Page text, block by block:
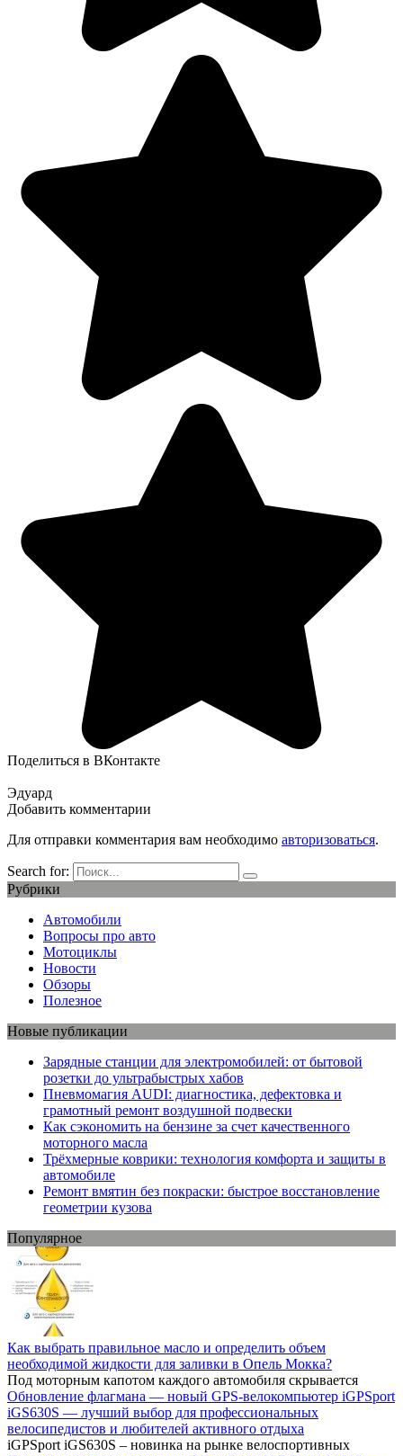
Поделиться в ВКонтакте
Эдуард
Добавить комментарии
Для отправки комментария вам необходимо авторизоваться.
Search for:
Рубрики
Автомобили
Вопросы про авто
Мотоциклы
Новости
Обзоры
Полезное
Новые публикации
Зарядные станции для электромобилей: от бытовой
розетки до ультрабыстрых хабов
Пневмомагия AUDI: диагностика, дефектовка и
грамотный ремонт воздушной подвески
Как сэкономить на бензине за счет качественного
моторного масла
Трёхмерные коврики: технология комфорта и защиты в
автомобиле
Ремонт вмятин без покраски: быстрое восстановление
геометрии кузова
Популярное
Как выбрать правильное масло и определить объем
необходимой жидкости для заливки в Опель Мокка?
Под моторным капотом каждого автомобиля скрывается
Обновление флагмана — новый GPS-велокомпьютер iGPSport
iGS630S — лучший выбор для профессиональных
велосипедистов и любителей активного отдыха
iGPSport iGS630S – новинка на рынке велоспортивных